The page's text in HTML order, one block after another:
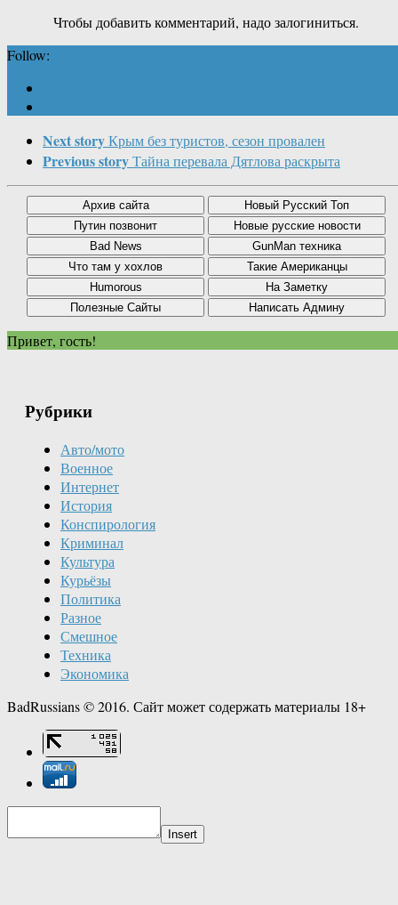
Чтобы добавить комментарий, надо залогиниться.
Follow:
Next storyКрым без туристов, сезон провален
Previous storyТайна перевала Дятлова раскрыта
Привет, гость!
Рубрики
Авто/мото
Военное
Интернет
История
Конспирология
Криминал
Культура
Курьёзы
Политика
Разное
Смешное
Техника
Экономика
BadRussians © 2016. Сайт может содержать материалы 18+
Insert